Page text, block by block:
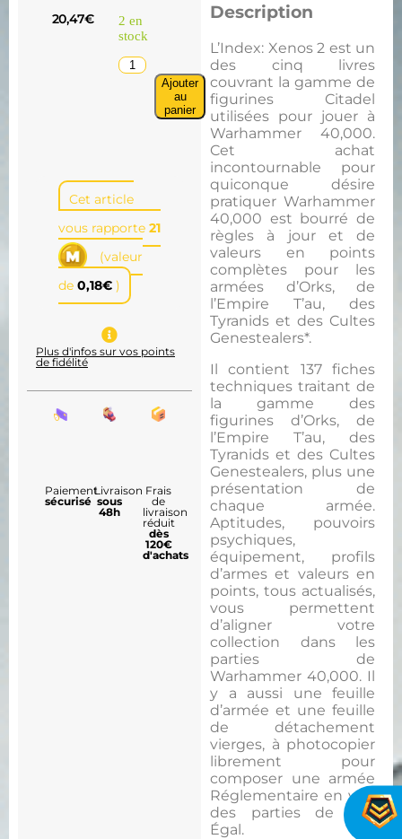
Description
L’Index: Xenos 2 est un
des cinq livres
couvrant la gamme de
figurines Citadel
utilisées pour jouer à
Warhammer 40,000.
Cet achat
incontournable pour
quiconque désire
pratiquer Warhammer
40,000 est bourré de
règles à jour et de
valeurs en points
complètes pour les
armées d’Orks, de
l’Empire T’au, des
Tyranids et des Cultes
Genestealers*.
Il contient 137 fiches
techniques traitant de
la gamme des
figurines d’Orks, de
l’Empire T’au, des
Tyranids et des Cultes
Genestealers, plus une
présentation de
chaque armée.
Aptitudes, pouvoirs
psychiques,
équipement, profils
d’armes et valeurs en
points, tous actualisés,
vous permettent
d’aligner votre
collection dans les
parties de
Warhammer 40,000. Il
y a aussi une feuille
d’armée et une feuille
de détachement
vierges, à photocopier
librement pour
composer une armée
Réglementaire en vue
des parties de Jeu
Égal.
20,47€
2 en
stock
Ajouter
au
panier
Cet article
vous rapporte 21
(valeur
de 0,18€ )
Plus d'infos sur vos points
de fidélité
Paiement
sécurisé
Livraison
sous
48h
Frais
de
livraison
réduit
dès
120€
d'achats